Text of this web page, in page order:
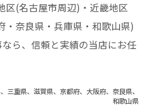
区(名古屋市周辺)・近畿地区
・奈良県・兵庫県・和歌山県)
ら、信頼と実績の当店にお任
三重県、滋賀県、京都府、大阪府、奈良県、
和歌山県